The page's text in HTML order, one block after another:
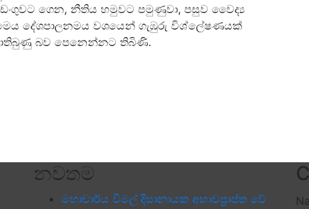
ගෙන, නීතිය හමුවට පමුණුවා, පසුව වෛද්‍ය
දේශපාලනමය වශයෙන් ගැඹුරු විශ්ලේෂණයක්
බව පෙනෙන්නට තිබිණි.
නවතම
මහාචාර්ය විමල් දිසානායක අභාවප්‍රාප්ත වේ